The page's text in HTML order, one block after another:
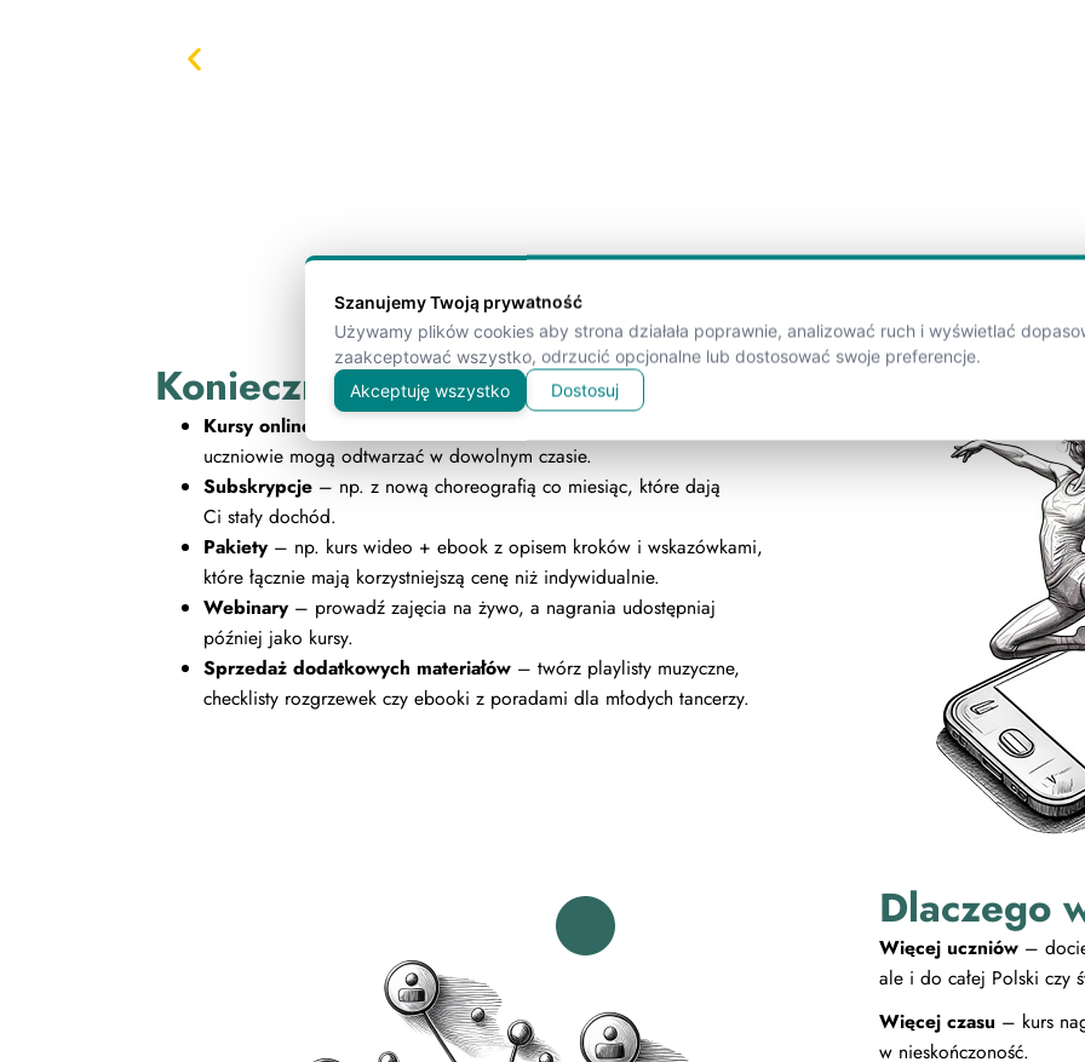
Przejrzysty
Publigo nie narzuca stylu —
w dopasowaniu wyglądu
Strona z ofertą może idealnie
Twojej witryny, przyciągać
Znajdziesz tu też funkcje
nie tylko stronę, ale też
Koniecznie przetestuj nasze:
Kursy online
uczniowie mogą odtwarzać w dowolnym czasie.
Subskrypcje– np. z nową choreografią co miesiąc, które dają
Ci stały dochód.
Pakiety – np. kurs wideo + ebook z opisem kroków i wskazówkami,
które łącznie mają korzystniejszą cenę niż indywidualnie.
Webinary– prowadź zajęcia na żywo, a nagrania udostępniaj
później jako kursy.
Sprzedaż dodatkowych materiałów– twórz playlisty muzyczne,
checklisty rozgrzewek czy ebooki z poradami dla młodych tancerzy.
Dlaczego
Więcej uczniów –
ale i do całej Polski czy
Więcej czasu – kurs
w nieskończoność.
Szanujemy Twoją prywatność
Używamy plików cookies aby strona działała poprawnie, analizować ruch i wyświetlać
zaakceptować wszystko, odrzucić opcjonalne lub dostosować swoje preferencje.
Akceptuję wszystko
Dostosuj